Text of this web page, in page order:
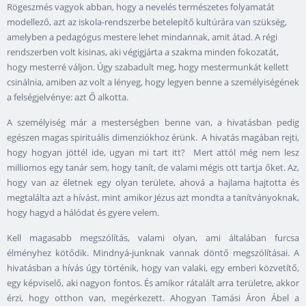
Rögeszmés vagyok abban, hogy a nevelés természetes folyamatát
modellező, azt az iskola-rendszerbe betelepítő kultúrára van szükség,
amelyben a pedagógus mestere lehet mindannak, amit átad. A régi
rendszerben volt kisinas, aki végigjárta a szakma minden fokozatát,
hogy mesterré váljon. Úgy szabadult meg, hogy mestermunkát kellett
csinálnia, amiben az volt a lényeg, hogy legyen benne a személyiségének
a felségjelvénye: azt Ő alkotta.
A személyiség már a mesterségben benne van, a hivatásban pedig
egészen magas spirituális dimenziókhoz érünk. A hivatás magában rejti,
hogy hogyan jöttél ide, ugyan mi tart itt? Mert attól még nem lesz
milliomos egy tanár sem, hogy tanít, de valami mégis ott tartja őket. Az,
hogy van az életnek egy olyan területe, ahová a hajlama hajtotta és
megtalálta azt a hívást, mint amikor Jézus azt mondta a tanítványoknak,
hogy hagyd a hálódat és gyere velem.
Kell magasabb megszólítás, valami olyan, ami általában furcsa
élményhez kötődik. Mindnyá-junknak vannak döntő megszólításai. A
hivatásban a hívás úgy történik, hogy van valaki, egy emberi közvetítő,
egy képviselő, aki nagyon fontos. És amikor rátalált arra területre, akkor
érzi, hogy otthon van, megérkezett. Ahogyan Tamási Áron Ábel a